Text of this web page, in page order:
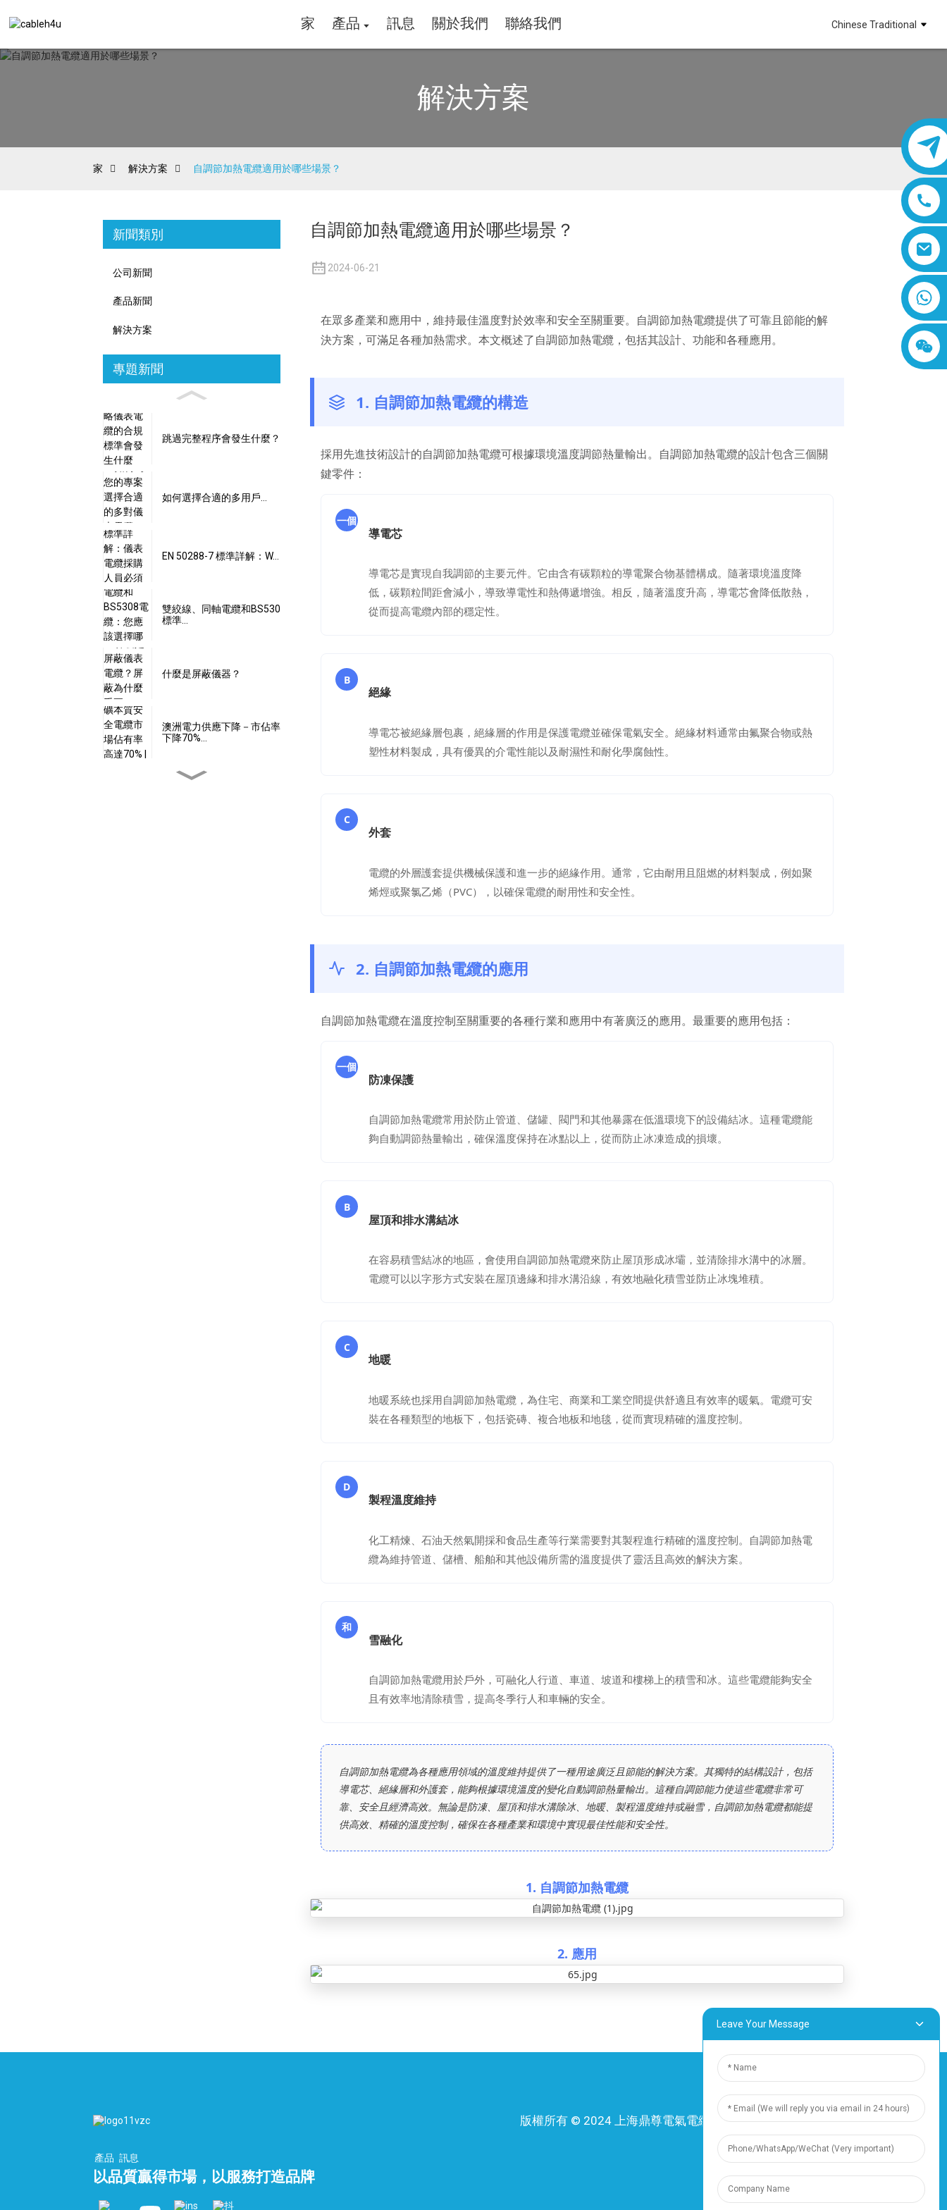
家 產品 訊息 關於我們 聯絡我們 Chinese Traditional
解決方案
家 解決方案 自調節加熱電纜適用於哪些場景？
新聞類別
公司新聞
產品新聞
解決方案
專題新聞
跳過完整程序會發生什麼？
如何選擇合適的多用戶...
EN 50288-7 標準詳解：W...
雙絞線、同軸電纜和BS530
標準…
什麼是屏蔽儀器？
澳洲電力供應下降－市佔率
下降70%…
自調節加熱電纜適用於哪些場景？
2024-06-21
在眾多產業和應用中，維持最佳溫度對於效率和安全至關重要。自調節加熱電纜提供了可靠且節能的解
決方案，可滿足各種加熱需求。本文概述了自調節加熱電纜，包括其設計、功能和各種應用。
1. 自調節加熱電纜的構造
採用先進技術設計的自調節加熱電纜可根據環境溫度調節熱量輸出。自調節加熱電纜的設計包含三個關
鍵零件：
一個
導電芯
導電芯是實現自我調節的主要元件。它由含有碳顆粒的導電聚合物基體構成。隨著環境溫度降
低，碳顆粒間距會減小，導致導電性和熱傳遞增強。相反，隨著溫度升高，導電芯會降低散熱，
從而提高電纜內部的穩定性。
B
絕緣
導電芯被絕緣層包裹，絕緣層的作用是保護電纜並確保電氣安全。絕緣材料通常由氟聚合物或熱
塑性材料製成，具有優異的介電性能以及耐濕性和耐化學腐蝕性。
C
外套
電纜的外層護套提供機械保護和進一步的絕緣作用。通常，它由耐用且阻燃的材料製成，例如聚
烯烴或聚氯乙烯（PVC），以確保電纜的耐用性和安全性。
2. 自調節加熱電纜的應用
自調節加熱電纜在溫度控制至關重要的各種行業和應用中有著廣泛的應用。最重要的應用包括：
一個
防凍保護
自調節加熱電纜常用於防止管道、儲罐、閥門和其他暴露在低溫環境下的設備結冰。這種電纜能
夠自動調節熱量輸出，確保溫度保持在冰點以上，從而防止冰凍造成的損壞。
B
屋頂和排水溝結冰
在容易積雪結冰的地區，會使用自調節加熱電纜來防止屋頂形成冰壩，並清除排水溝中的冰層。
電纜可以以字形方式安裝在屋頂邊緣和排水溝沿線，有效地融化積雪並防止冰塊堆積。
C
地暖
地暖系統也採用自調節加熱電纜，為住宅、商業和工業空間提供舒適且有效率的暖氣。電纜可安
裝在各種類型的地板下，包括瓷磚、複合地板和地毯，從而實現精確的溫度控制。
D
製程溫度維持
化工精煉、石油天然氣開採和食品生產等行業需要對其製程進行精確的溫度控制。自調節加熱電
纜為維持管道、儲槽、船舶和其他設備所需的溫度提供了靈活且高效的解決方案。
和
雪融化
自調節加熱電纜用於戶外，可融化人行道、車道、坡道和樓梯上的積雪和冰。這些電纜能夠安全
且有效率地清除積雪，提高冬季行人和車輛的安全。
自調節加熱電纜為各種應用領域的溫度維持提供了一種用途廣泛且節能的解決方案。其獨特的結構設計，包括
導電芯、絕緣層和外護套，能夠根據環境溫度的變化自動調節熱量輸出。這種自調節能力使這些電纜非常可
靠、安全且經濟高效。無論是防凍、屋頂和排水溝除冰、地暖、製程溫度維持或融雪，自調節加熱電纜都能提
供高效、精確的溫度控制，確保在各種產業和環境中實現最佳性能和安全性。
1. 自調節加熱電纜
2. 應用
產品 訊息
以品質贏得市場，以服務打造品牌
版權所有 © 2024 上海鼎尊電氣電纜股份有限公司。保留所有權
利。
-網站地圖- Resource
資源
Leave Your Message